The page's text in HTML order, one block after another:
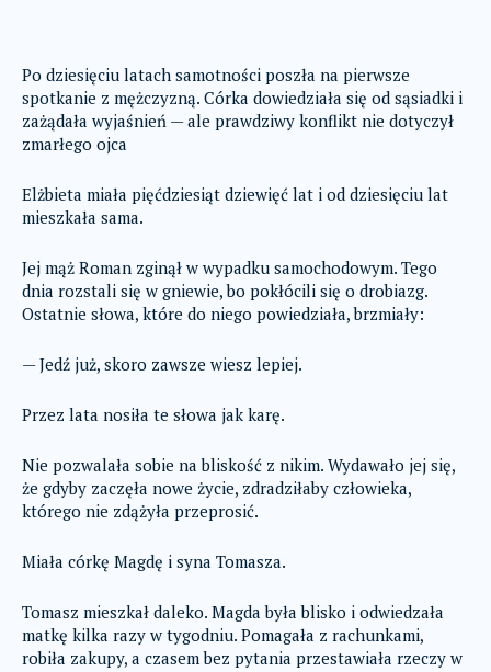
Po dziesięciu latach samotności poszła na pierwsze
spotkanie z mężczyzną. Córka dowiedziała się od sąsiadki i
zażądała wyjaśnień — ale prawdziwy konflikt nie dotyczył
zmarłego ojca
Elżbieta miała pięćdziesiąt dziewięć lat i od dziesięciu lat
mieszkała sama.
Jej mąż Roman zginął w wypadku samochodowym. Tego
dnia rozstali się w gniewie, bo pokłócili się o drobiazg.
Ostatnie słowa, które do niego powiedziała, brzmiały:
— Jedź już, skoro zawsze wiesz lepiej.
Przez lata nosiła te słowa jak karę.
Nie pozwalała sobie na bliskość z nikim. Wydawało jej się,
że gdyby zaczęła nowe życie, zdradziłaby człowieka,
którego nie zdążyła przeprosić.
Miała córkę Magdę i syna Tomasza.
Tomasz mieszkał daleko. Magda była blisko i odwiedzała
matkę kilka razy w tygodniu. Pomagała z rachunkami,
robiła zakupy, a czasem bez pytania przestawiała rzeczy w